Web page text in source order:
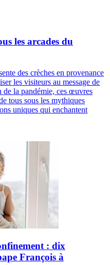
les arcades du
des crèches en provenance
les visiteurs au message de
de la pandémie, ces œuvres
tous sous les mythiques
uniques qui enchantent
: dix
François à